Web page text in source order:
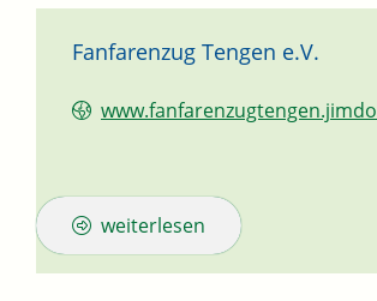
Fanfarenzug Tengen e.V.
weiterlesen